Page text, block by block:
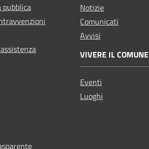
pubblica
Notizie
Comunicati
Avvisi
VIVERE IL COMUNE
Eventi
Luoghi